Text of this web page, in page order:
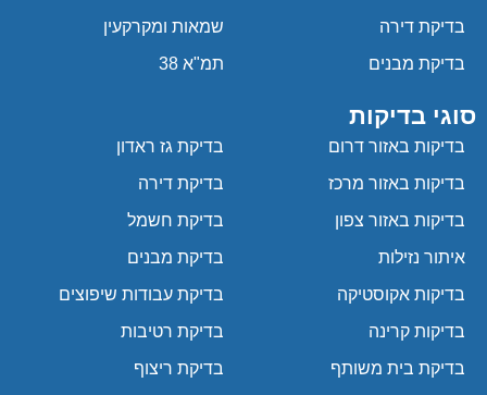
בדיקת דירה
בדיקת מבנים
שמאות ומקרקעין
תמ"א 38
סוגי בדיקות
בדיקות באזור דרום
בדיקות באזור מרכז
בדיקות באזור צפון
איתור נזילות
בדיקות אקוסטיקה
בדיקות קרינה
בדיקת בית משותף
בדיקת גז ראדון
בדיקת דירה
בדיקת חשמל
בדיקת מבנים
בדיקת עבודות שיפוצים
בדיקת רטיבות
בדיקת ריצוף